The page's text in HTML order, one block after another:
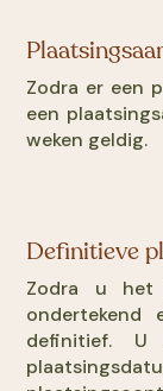
Zodra er een
een
weken geldig.
Definitieve
Zodra u het
definitief.